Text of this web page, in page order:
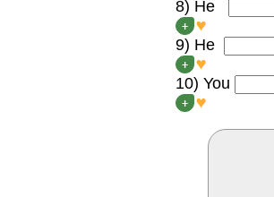
8) He
+
9) He
+
10) You
+